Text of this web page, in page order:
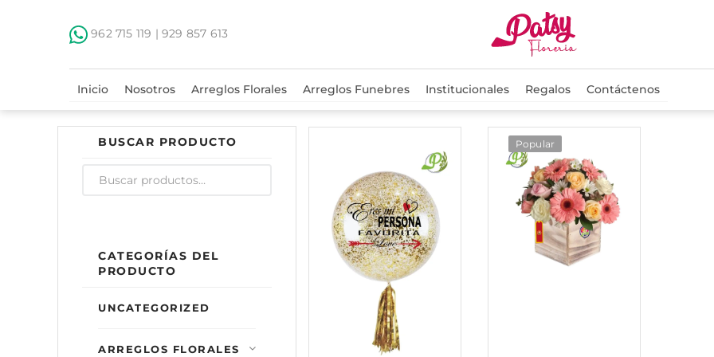
962 715 119 | 929 857 613
Inicio Nosotros Arreglos Florales Arreglos Funebres Institucionales Regalos Contáctenos
Popular
BUSCAR PRODUCTO
CATEGORÍAS DEL
PRODUCTO
UNCATEGORIZED
ARREGLOS FLORALES